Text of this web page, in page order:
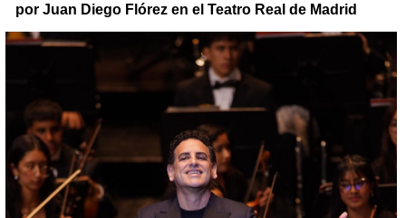
por Juan Diego Flórez en el Teatro Real de Madrid